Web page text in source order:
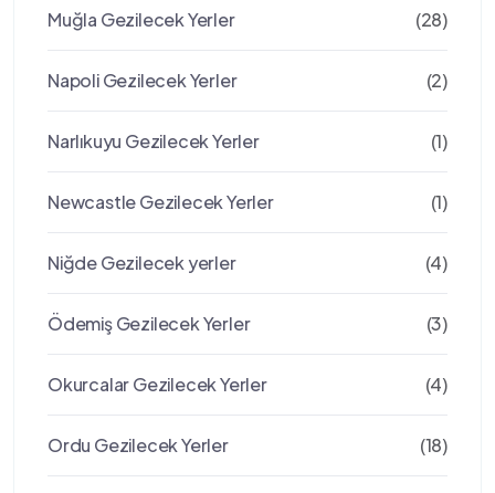
Muğla Gezilecek Yerler (28)
Napoli Gezilecek Yerler (2)
Narlıkuyu Gezilecek Yerler (1)
Newcastle Gezilecek Yerler (1)
Niğde Gezilecek yerler (4)
Ödemiş Gezilecek Yerler (3)
Okurcalar Gezilecek Yerler (4)
Ordu Gezilecek Yerler (18)